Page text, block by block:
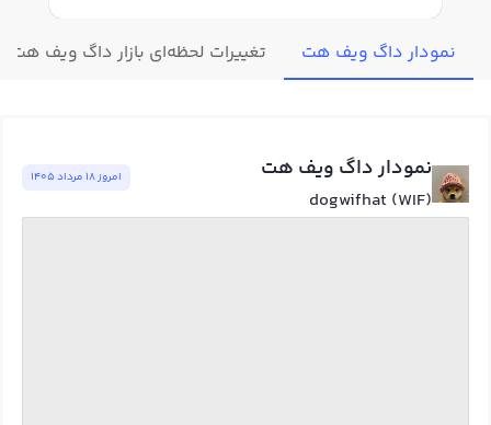
نمودار داگ ویف هت تغییرات لحظه‌ای بازار داگ ویف هت
نمودار داگ ویف هت
dogwifhat (WIF)
امروز ١٨ مرداد ١٤٠٥